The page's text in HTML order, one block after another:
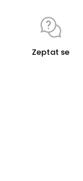
Zeptat se